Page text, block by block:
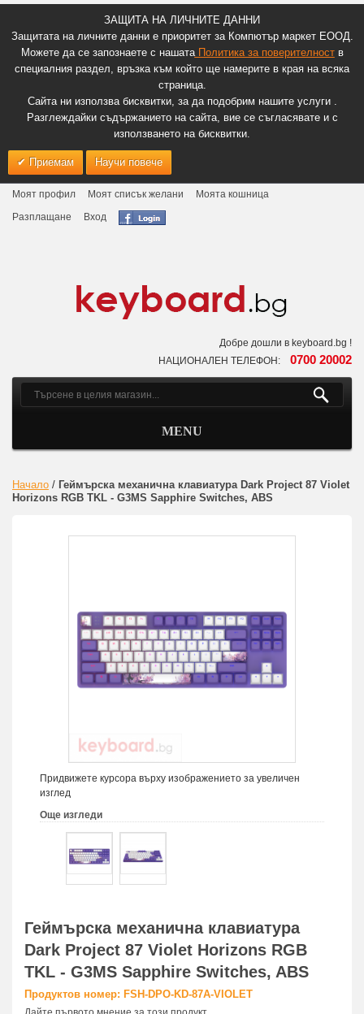
ЗАЩИТА НА ЛИЧНИТЕ ДАННИ
Защитата на личните данни е приоритет за Компютър маркет ЕООД.
Можете да се запознаете с нашатаПолитика за поверителноств
специалния раздел, връзка към който ще намерите в края на всяка
страница.
Сайта ни използва бисквитки, за да подобрим нашите услуги .
Разглеждайки съдържанието на сайта, вие се съгласявате и с
използването на бисквитки.
Приемам Научи повече
Моят профил Моят списък желани
Моята кошница
Разплащане
Вход
Добре дошли в keyboard.bg !
НАЦИОНАЛЕН ТЕЛЕФОН: 0700 20002
MENU
Начало / Геймърскa механична клавиатура Dark Project 87 Violet
Horizons RGB TKL - G3MS Sapphire Switches, ABS
Придвижете курсора върху изображението за увеличен
изглед
Още изгледи
Геймърскa механична клавиатура
Dark Project 87 Violet Horizons RGB
TKL - G3MS Sapphire Switches, ABS
Продуктов номер: FSH-DPO-KD-87A-VIOLET